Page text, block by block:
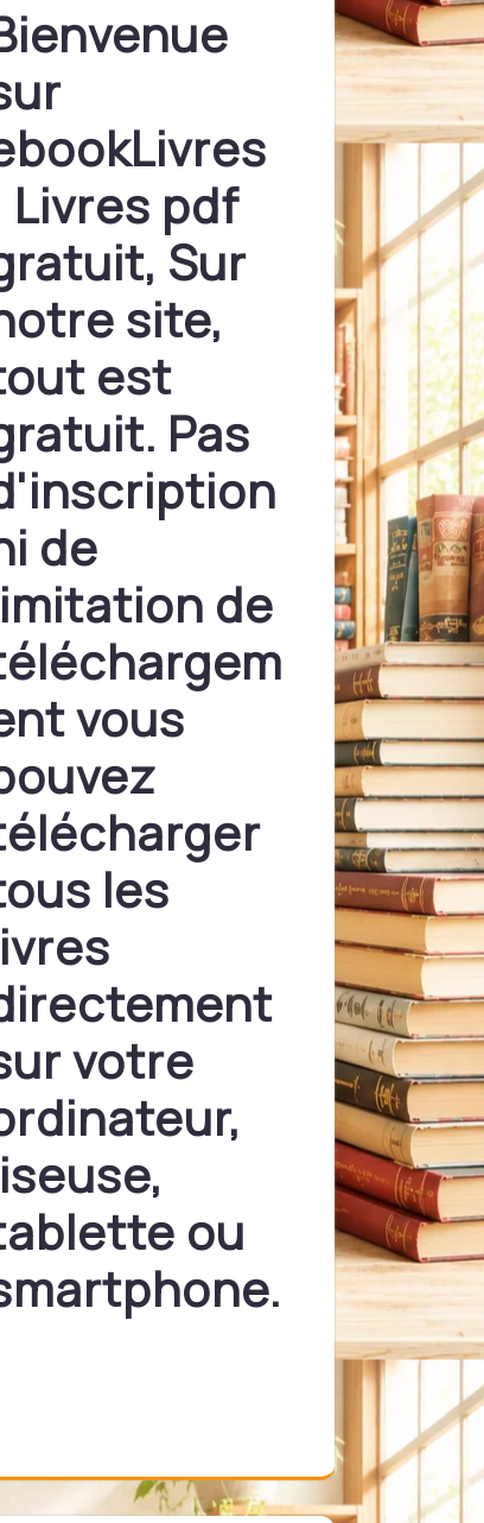
Livres pdf
Sur
site,
est
Pas
de
de
vous
les
votre
ou